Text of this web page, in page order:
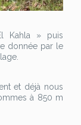
Kahla » puis
donnée par le
et déjà nous
à 850 m